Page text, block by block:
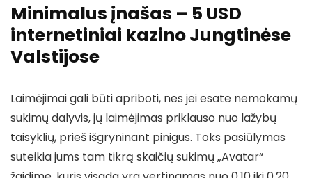
Minimalus įnašas – 5 USD
internetiniai kazino Jungtinėse
Valstijose
Laimėjimai gali būti apriboti, nes jei esate nemokamų
sukimų dalyvis, jų laimėjimas priklauso nuo lažybų
taisyklių, prieš išgryninant pinigus. Toks pasiūlymas
suteikia jums tam tikrą skaičių sukimų „Avatar“